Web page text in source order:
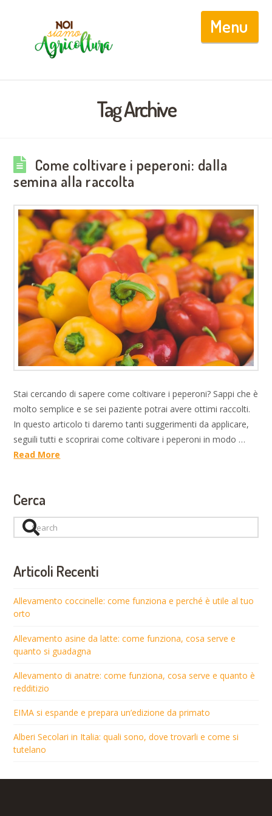
Tag Archive
Come coltivare i peperoni: dalla
semina alla raccolta
Stai cercando di sapere come coltivare i peperoni? Sappi che è
molto semplice e se sei paziente potrai avere ottimi raccolti.
In questo articolo ti daremo tanti suggerimenti da applicare,
seguili tutti e scoprirai come coltivare i peperoni in modo …
Read More
Cerca
Search
Articoli Recenti
Allevamento coccinelle: come funziona e perché è utile al tuo
orto
Allevamento asine da latte: come funziona, cosa serve e
quanto si guadagna
Allevamento di anatre: come funziona, cosa serve e quanto è
redditizio
EIMA si espande e prepara un’edizione da primato
Alberi Secolari in Italia: quali sono, dove trovarli e come si
tutelano